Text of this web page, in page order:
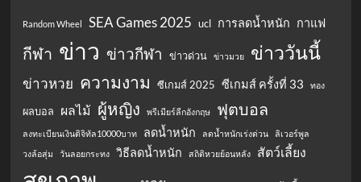
Random Wheel SEA Games 2025 ucl การลดน้ำหนัก กาแฟ
กีฬา ข่าว ข่าวกีฬา ข่าวด่วน ข่าวมวย ข่าววันนี้
ข่าวหวย ความงาม ซีเกมส์ 2025 ซีเกมส์ ครั้งที่ 33 ทอง
ผลบอล ผลไม้ ผู้หญิง พรีเมียร์ลีกอังกฤษ ฟุตบอล
ลงทะเบียนเงินดิจิทัล10000บาท ลดน้ำหนัก ลดน้ำหนักเร่งด่วน
ลิเวอร์พูล
วงล้อสุ่ม
วันลอยกระทง วิธีลดน้ำหนัก สถิติหวยย้อนหลัง สัตว์เลี้ยง